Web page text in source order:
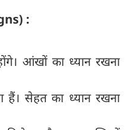
:
आंखों का ध्यान रखना
हैं। सेहत का ध्यान रखना